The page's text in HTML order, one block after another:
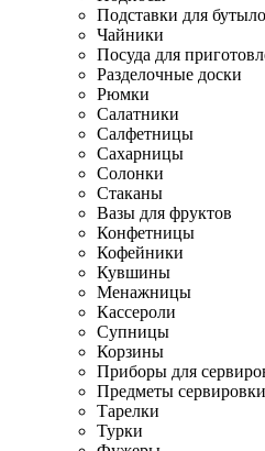
Подставки для
Чайники
Посуда для
Разделочные доски
Рюмки
Салатники
Салфетницы
Сахарницы
Солонки
Стаканы
Вазы для фруктов
Конфетницы
Кофейники
Кувшины
Менажницы
Кассероли
Супницы
Корзины
Приборы для
Предметы
Тарелки
Турки